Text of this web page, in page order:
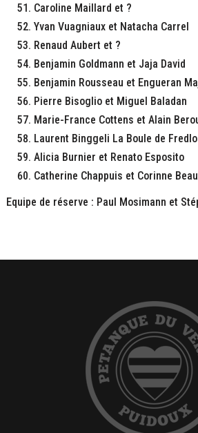
Caroline Maillard et ?
Yvan Vuagniaux et Natacha Carrel
Renaud Aubert et ?
Benjamin Goldmann et Jaja David
Benjamin Rousseau et Engueran
Pierre Bisoglio et Miguel Baladan
Marie-France Cottens et Alain
Laurent Binggeli La Boule de Fredlo
Alicia Burnier et Renato Esposito
Catherine Chappuis et Corinne
Equipe de réserve : Paul Mosimann et